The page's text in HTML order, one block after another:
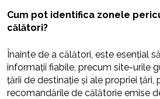
Cum pot identifica zonele
călători?
Înainte de a călători, este esențial
informații fiabile, precum site-urile
țării de destinație și ale propriei țări,
recomandările de călătorie emise